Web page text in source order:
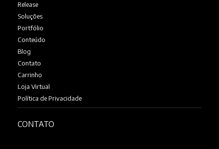
Release
Soluções
Portfólio
Conteúdo
Blog
Contato
Carrinho
Loja Virtual
Política de Privacidade
CONTATO